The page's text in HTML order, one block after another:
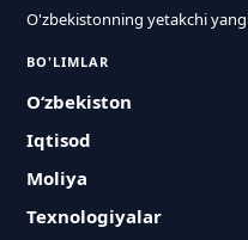
O'zbekistonning yetakchi
BO'LIMLAR
O‘zbekiston
Iqtisod
Moliya
Texnologiyalar